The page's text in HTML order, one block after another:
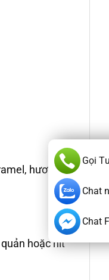
hương vị
hoặc hít
Gọi
Chat
Chat